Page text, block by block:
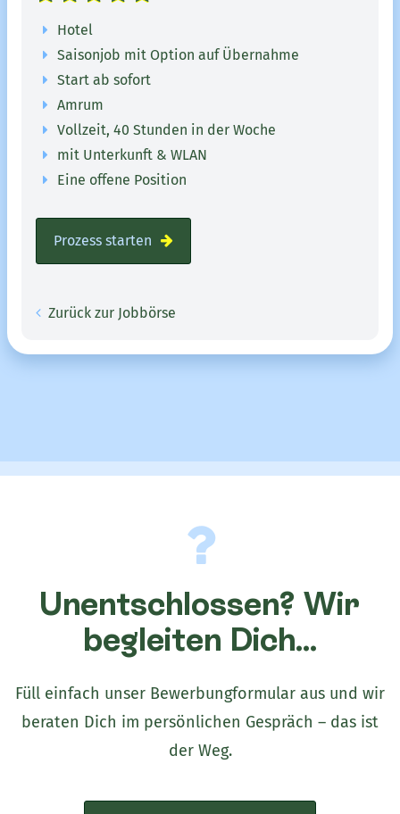
Hotel
Saisonjob mit Option auf Übernahme
Start ab sofort
Amrum
Vollzeit, 40 Stunden in der Woche
mit Unterkunft & WLAN
Eine offene Position
Prozess starten
Zurück zur Jobbörse
Unentschlossen? Wir
begleiten Dich...
Füll einfach unser Bewerbungformular aus und wir
beraten Dich im persönlichen Gespräch – das ist
der Weg.